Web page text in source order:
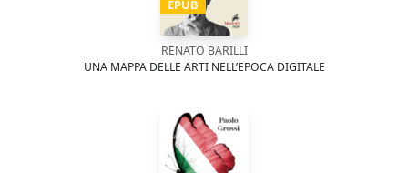
EPUB
RENATO BARILLI
UNA MAPPA DELLE ARTI NELL’EPOCA DIGITALE